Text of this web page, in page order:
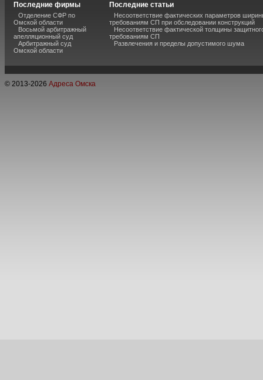
Последние фирмы
Отделение СФР по
Омской области
Восьмой арбитражный
апелляционный суд
Арбитражный суд
Омской области
Последние статьи
Несоответствие фактических параметров
требованиям СП при обследовании конструкций
Несоответствие фактической толщины
требованиям СП
Развлечения и пределы допустимого шума
© 2013-2026 Адреса Омска